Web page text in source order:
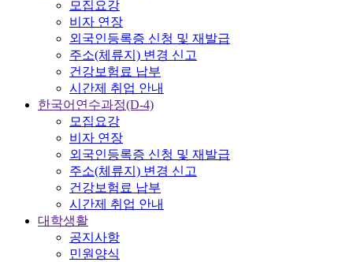
모집요강
비자 연장
외국인등록증 신청 및 재발급
주소(체류지) 변경 신고
건강보험료 납부
시간제 취업 안내
한국어연수과정(D-4)
모집요강
비자 연장
외국인등록증 신청 및 재발급
주소(체류지) 변경 신고
건강보험료 납부
시간제 취업 안내
대학생활
공지사항
민원양식